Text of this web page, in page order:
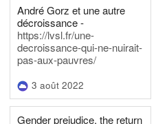
André Gorz et une autre
décroissance -
https://lvsl.fr/une-
decroissance-qui-ne-nuirait-
pas-aux-pauvres/
3 août 2022
Gender prejudice, the return